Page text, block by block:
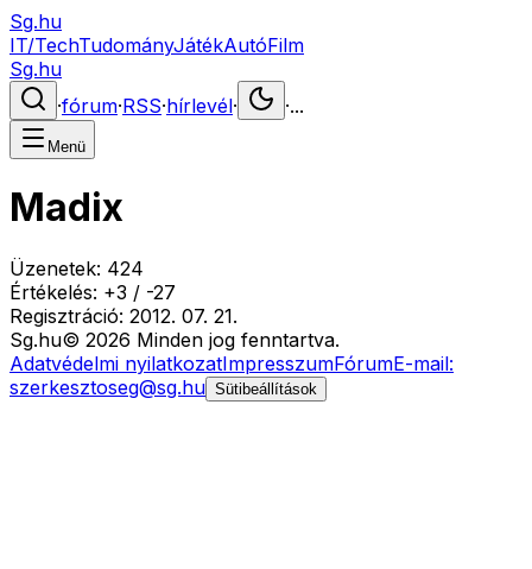
Sg.hu
IT/TechTudományJátékAutóFilm
Sg.hu
·fórum·RSS·hírlevél· ·...
Menü
Madix
Üzenetek: 424
Értékelés: +3 / -27
Regisztráció: 2012. 07. 21.
Sg.hu© 2026 Minden jog fenntartva.
Adatvédelmi nyilatkozatImpresszumFórumE-mail:
szerkesztoseg@sg.hu Sütibeállítások